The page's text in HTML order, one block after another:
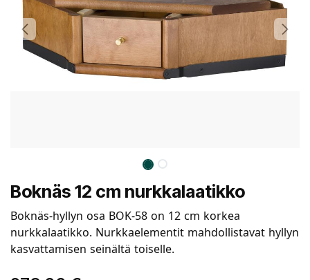
Boknäs 12 cm nurkkalaatikko
Boknäs-hyllyn osa BOK-58 on 12 cm korkea
nurkkalaatikko. Nurkkaelementit mahdollistavat hyllyn
kasvattamisen seinältä toiselle.